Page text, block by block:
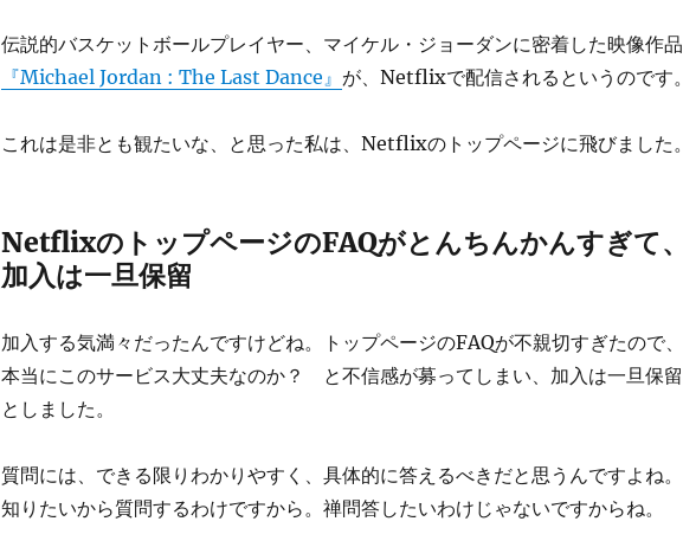
伝説的バスケットボールプレイヤー、マイケル・ジョーダンに密着した映像作品
『Michael Jordan : The Last Dance』 が、Netflixで配信されるというのです。
これは是非とも観たいな、と思った私は、Netflixのトップページに飛びました。
NetflixのトップページのFAQがとんちんかんすぎて、
加入は一旦保留
加入する気満々だったんですけどね。トップページのFAQが不親切すぎたので、
本当にこのサービス大丈夫なのか？ と不信感が募ってしまい、加入は一旦保留
としました。
質問には、できる限りわかりやすく、具体的に答えるべきだと思うんですよね。
知りたいから質問するわけですから。禅問答したいわけじゃないですからね。